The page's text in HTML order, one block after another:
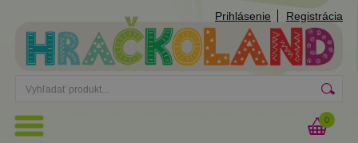
Prihlásenie Registrácia
0